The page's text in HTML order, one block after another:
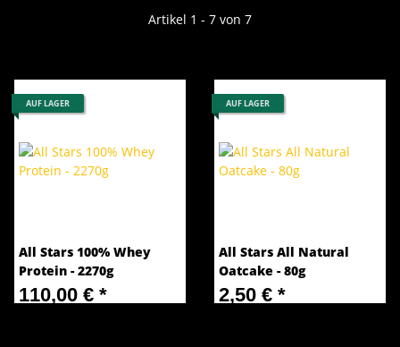
Artikel 1 - 7 von 7
AUF LAGER
All Stars 100% Whey
Protein - 2270g
110,00 € *
AUF LAGER
All Stars All Natural
Oatcake - 80g
2,50 € *